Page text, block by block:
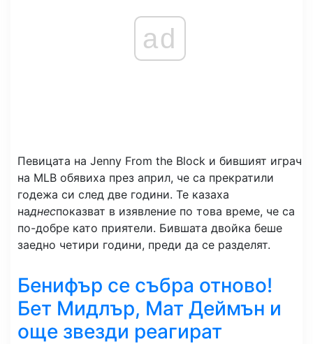
ad
Певицата на Jenny From the Block и бившият играч
на MLB обявиха през април, че са прекратили
годежа си след две години. Те казаха
наднеспоказват в изявление по това време, че са
по-добре като приятели. Бившата двойка беше
заедно четири години, преди да се разделят.
Бенифър се събра отново!
Бет Мидлър, Мат Деймън и
още звезди реагират